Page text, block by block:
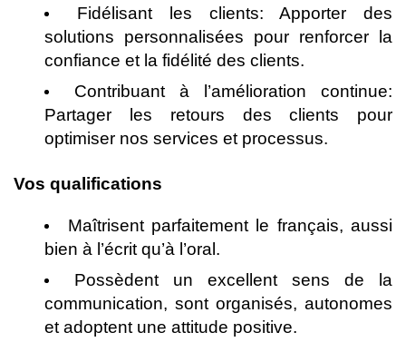
Fidélisant les clients: Apporter des
solutions personnalisées pour renforcer la
confiance et la fidélité des clients.
Contribuant à l’amélioration continue:
Partager les retours des clients pour
optimiser nos services et processus.
Vos qualifications
Maîtrisent parfaitement le français, aussi
bien à l’écrit qu’à l’oral.
Possèdent un excellent sens de la
communication, sont organisés, autonomes
et adoptent une attitude positive.